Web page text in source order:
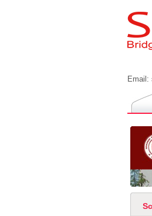
Email: